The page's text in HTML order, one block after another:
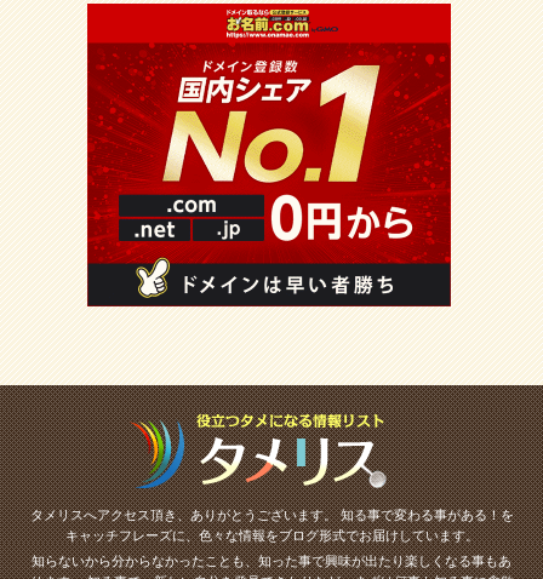
タメリスへアクセス頂き、ありがとうございます。知る事で変わる事がある！を
キャッチフレーズに、色々な情報をブログ形式でお届けしています。
知らないから分からなかったことも、知った事で興味が出たり楽しくなる事もあ